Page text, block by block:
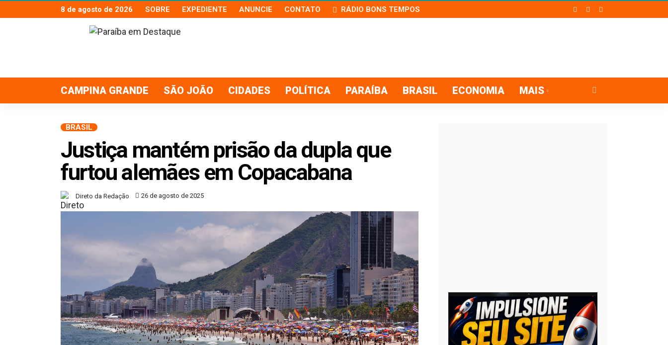
8 de agosto de 2026 SOBRE EXPEDIENTE ANUNCIE CONTATO RÁDIO BONS TEMPOS
CAMPINA GRANDE SÃO JOÃO CIDADES POLÍTICA PARAÍBA BRASIL ECONOMIA MAIS
BRASIL
Justiça mantém prisão da dupla que
furtou alemães em Copacabana
Direto da Redação 26 de agosto de 2025